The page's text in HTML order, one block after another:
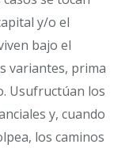
y/o el
bajo el
variantes, prima
Usufructúan los
y, cuando
los caminos